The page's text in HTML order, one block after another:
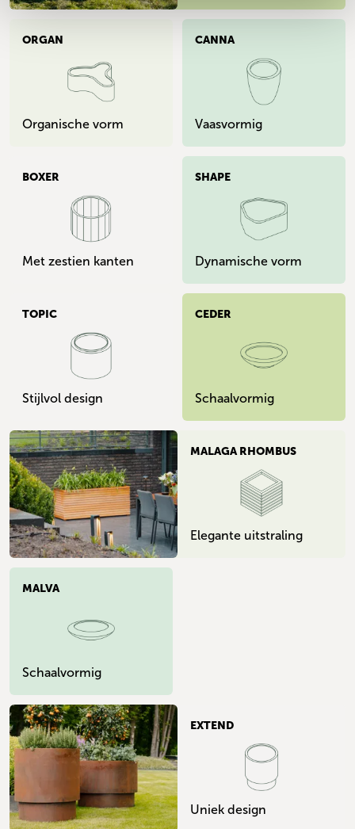
ORGAN
Organische vorm
CANNA
Vaasvormig
BOXER
Met zestien kanten
SHAPE
Dynamische vorm
TOPIC
Stijlvol design
CEDER
Schaalvormig
MALAGA RHOMBUS
Elegante uitstraling
MALVA
Schaalvormig
EXTEND
Uniek design